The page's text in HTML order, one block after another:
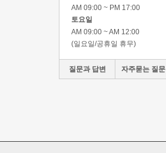
AM 09:00 ~ PM 17:00
토요일
AM 09:00 ~ AM 12:00
(일요일/공휴일 휴무)
질문과 답변 자주묻는 질문